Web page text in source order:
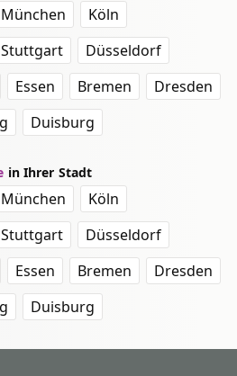
München
Köln
Stuttgart
Düsseldorf
Essen Bremen
Dresden
Duisburg
in Ihrer Stadt
München
Köln
Stuttgart
Düsseldorf
Essen Bremen
Dresden
Duisburg